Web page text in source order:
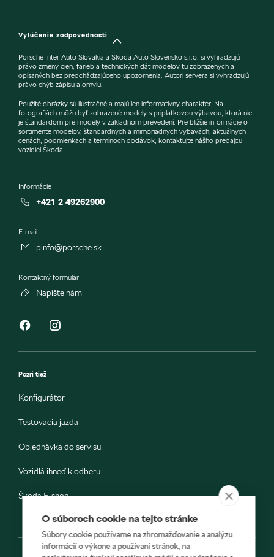
Vylúčenie zodpovednosti
Porsche Inter Auto Slovakia a Škoda Auto Slovensko s.r.o. si vyhradzujú
právo zmeny cien, farieb a technických dát modelov tu zobrazených a
opísaných bez predchádzajúceho upozornenia. Autori servera si vyhradzujú
právo chýb zápisu a omylu.
Použité obrázky sú ilustračné a majú len informatívny charakter. Na
fotografiách môžu byť zobrazené modely s príplatkovou výbavou, ktorá nie
je štandardom pre modely v základnom prevedení. Pre bližšie informácie o
sortimente modelov, štandardných a mimoriadnych výbavách, aktuálnych
cenách, podmienkach a termínoch dodávok, kontaktujte nášho predajcu
vozidiel Škoda.
Informácie
+421 2 49262900
E-mail
pinfo@porsche.sk
Kontaktný formulár
Napíšte nám
Pozri tiež
Konfigurátor
Testovacia jazda
Objednávka do servisu
Vozidlá ihneď k odberu
Škoda E-shop
O súboroch cookie na tejto stránke
Súbory cookie používame na zhromažďovanie a analýzu
informácií o výkone a používaní stránok, na